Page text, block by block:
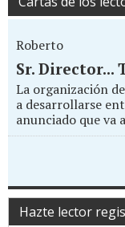
Roberto
Sr. Director...
La organización
a desarrollarse
anunciado que va
Hazte lector